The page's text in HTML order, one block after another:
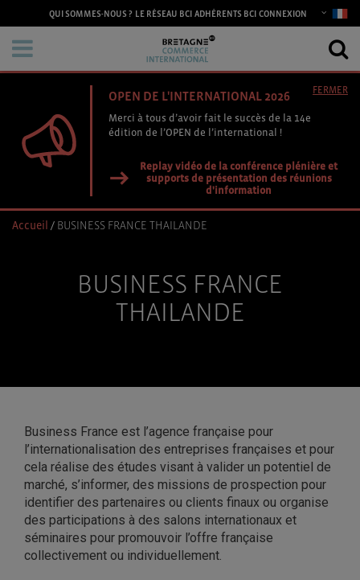
QUI SOMMES-NOUS ? LE RÉSEAU BCI ADHÉRENTS BCI CONNEXION
OPEN DE L'INTERNATIONAL 2026
Merci à tous d’avoir fait le succès de la 14e
édition de l’OPEN de l’international !
Replay vidéo de la conférence plénière et
supports de présentation des réunions
d'information
FERMER
Accueil / BUSINESS FRANCE THAILANDE
BUSINESS FRANCE
THAILANDE
Business France est l’agence française pour
l’internationalisation des entreprises françaises et pour
cela réalise des études visant à valider un potentiel de
marché, s’informer, des missions de prospection pour
identifier des partenaires ou clients finaux ou organise
des participations à des salons internationaux et
séminaires pour promouvoir l’offre française
collectivement ou individuellement.